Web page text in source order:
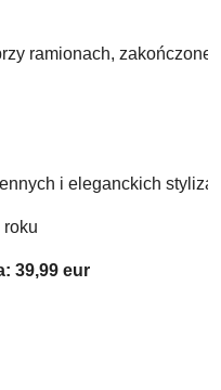
ramionach,
i eleganckich
39,99 eur